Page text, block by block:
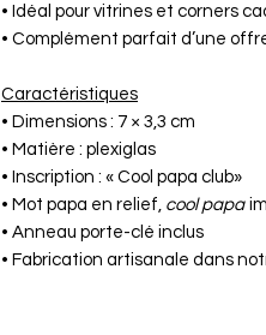
• Idéal pour vitrines et corners
• Complément parfait d’une
Caractéristiques
• Dimensions : 7 × 3,3 cm
• Matière : plexiglas
• Inscription : « Cool papa club»
• Mot papa en relief, cool papa
• Anneau porte-clé inclus
• Fabrication artisanale dans